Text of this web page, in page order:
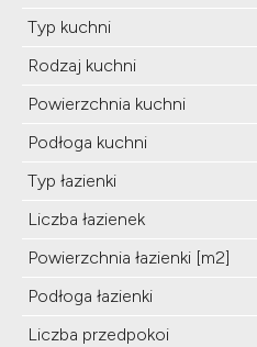
Typ kuchni
Rodzaj kuchni
Powierzchnia kuchni
Podłoga kuchni
Typ łazienki
Liczba łazienek
Powierzchnia łazienki [m2]
Podłoga łazienki
Liczba przedpokoi